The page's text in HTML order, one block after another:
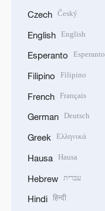
Czech Český
English English
Esperanto Esperanto
Filipino Filipino
French Français
German Deutsch
Greek Ελληνικά
Hausa Hausa
Hebrew עברית
Hindi हिन्दी